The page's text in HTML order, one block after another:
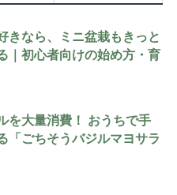
きなら、ミニ盆栽もきっと
｜初心者向けの始め方・育
を大量消費！ おうちで手
「ごちそうバジルマヨサラ